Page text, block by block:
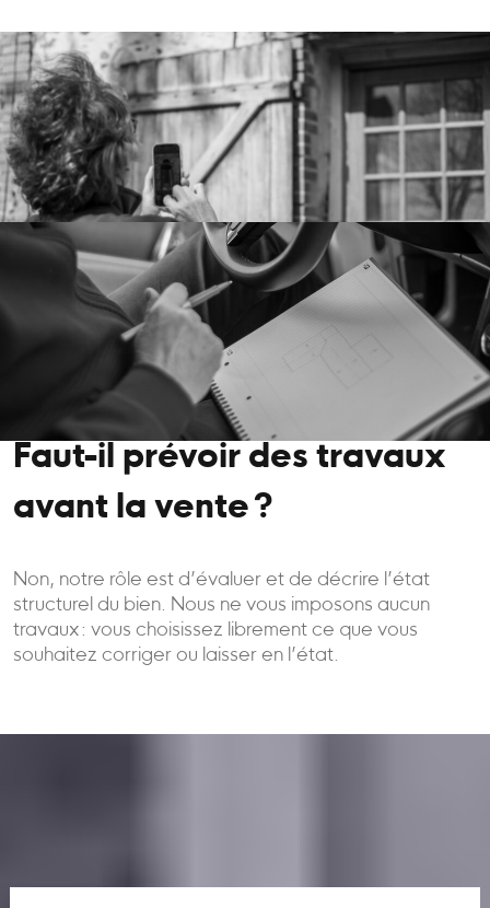
Faut-il prévoir des travaux
avant la vente ?
Non, notre rôle est d’évaluer et de décrire l’état
structurel du bien. Nous ne vous imposons aucun
travaux : vous choisissez librement ce que vous
souhaitez corriger ou laisser en l’état.